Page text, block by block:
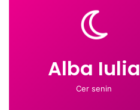
Alba Iulia
Cer senin